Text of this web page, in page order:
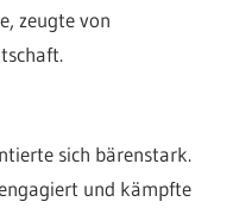
zeugte von
sich bärenstark.
und kämpfte